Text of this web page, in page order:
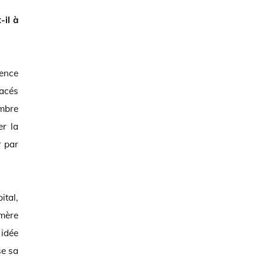
il à
la
par
sa